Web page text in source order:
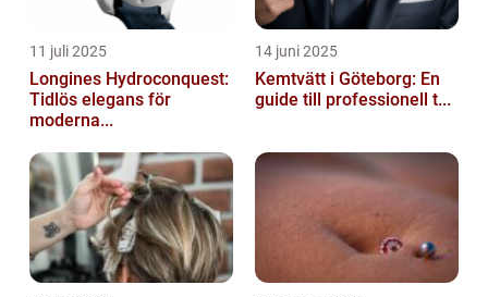
11 juli 2025
Longines Hydroconquest:
Tidlös elegans för
moderna...
14 juni 2025
Kemtvätt i Göteborg: En
guide till professionell t...